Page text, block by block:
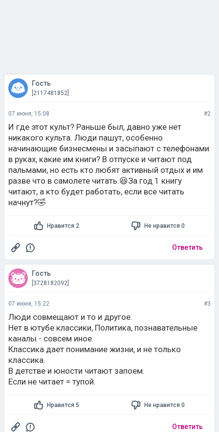
Гость
[2117481852]
07 июня, 15:08 #2
И где этот культ? Раньше был, давно уже нет
никакого культа. Люди пашут, особенно
начинающие бизнесмены и засыпают с телефонами
в руках, какие им книги? В отпуске и читают под
пальмами, но есть кто любят активный отдых и им
разве что в самолете читать.😆За год 1 книгу
читают, а кто будет работать, если все читать
начнут?🤣
Нравится 2 Не нравится 0
Ответить
Гость
[3728182092]
07 июня, 15:22 #3
Люди совмещают и то и другое.
Нет в ютубе классики, Политика, познавательные
каналы - совсем иное.
Классика дает понимание жизни, и не только
классика.
В детстве и юности читают запоем.
Если не читает = тупой.
Нравится 5 Не нравится 0
Ответить